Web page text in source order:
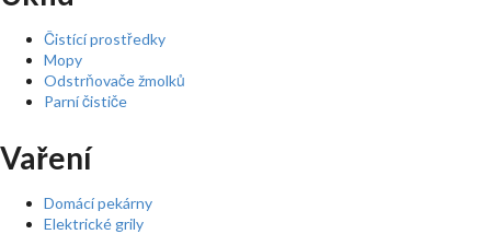
Čistící prostředky
Mopy
Odstrňovače žmolků
Parní čističe
Vaření
Domácí pekárny
Elektrické grily